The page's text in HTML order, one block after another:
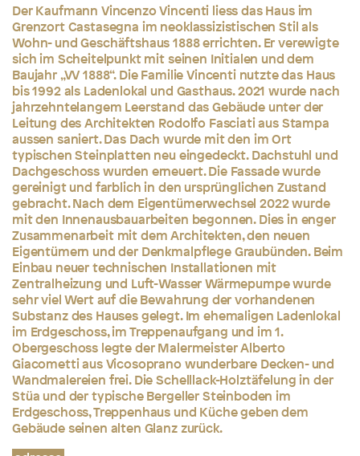
Der Kaufmann Vincenzo Vincenti liess das Haus im
Grenzort Castasegna im neoklassizistischen Stil als
Wohn- und Geschäftshaus 1888 errichten. Er verewigte
sich im Scheitelpunkt mit seinen Initialen und dem
Baujahr „VV 1888“. Die Familie Vincenti nutzte das Haus
bis 1992 als Ladenlokal und Gasthaus. 2021 wurde nach
jahrzehntelangem Leerstand das Gebäude unter der
Leitung des Architekten Rodolfo Fasciati aus Stampa
aussen saniert. Das Dach wurde mit den im Ort
typischen Steinplatten neu eingedeckt. Dachstuhl und
Dachgeschoss wurden erneuert. Die Fassade wurde
gereinigt und farblich in den ursprünglichen Zustand
gebracht. Nach dem Eigentümerwechsel 2022 wurde
mit den Innenausbauarbeiten begonnen. Dies in enger
Zusammenarbeit mit dem Architekten, den neuen
Eigentümern und der Denkmalpflege Graubünden. Beim
Einbau neuer technischen Installationen mit
Zentralheizung und Luft-Wasser Wärmepumpe wurde
sehr viel Wert auf die Bewahrung der vorhandenen
Substanz des Hauses gelegt. Im ehemaligen Ladenlokal
im Erdgeschoss, im Treppenaufgang und im 1.
Obergeschoss legte der Malermeister Alberto
Giacometti aus Vicosoprano wunderbare Decken- und
Wandmalereien frei. Die Schelllack-Holztäfelung in der
Stüa und der typische Bergeller Steinboden im
Erdgeschoss, Treppenhaus und Küche geben dem
Gebäude seinen alten Glanz zurück.